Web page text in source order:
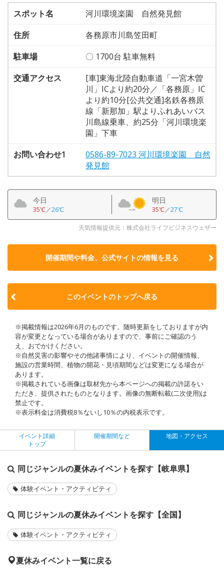
スポット名
河川環境楽園 自然発見館
住所
各務原市川島笠田町
駐車場
〇 1700台 駐車無料
交通アクセス
[車]東海北陸自動車道「一宮木曽
川」ICより約20分／「各務原」IC
より約10分[公共交通]名鉄各務原
線「新那加」駅よりふれあいバス
川島線乗車、約25分「河川環境楽
園」下車
お問い合わせ1
0586-89-7023 河川環境楽園 自然
発見館
今日
35℃／26℃
明日
35℃／27℃
天気情報提供元：株式会社ライフビジネスウェザー
開催期間や料金、公式サイトの情報を見る
このイベントのトップへ戻る
※掲載情報は2026年6月のものです。随時更新をしておりますが内
容が変更となっている場合がありますので、事前にご確認のう
え、おでかけください。
※自然災害の影響やその他諸事情により、イベントの開催情報、
施設の営業時間、植物の開花・見頃期間などは変更になる場合が
あります。
※掲載されている画像は取材先から本ページへの掲載の許諾をい
ただき、提供されたものとなります。画像の無断転載(二次使用)は
禁止です。
※表示料金は消費税8％ないし10％の内税表示です。
イベント詳細
トップ
開催期間など 地図・アクセス
同じジャンルの夏休みイベントを探す【岐阜県】
体験イベント・アクティビティ
同じジャンルの夏休みイベントを探す【全国】
体験イベント・アクティビティ
夏休みイベント一覧に戻る